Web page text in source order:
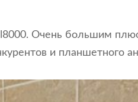
Очень большим
и планшетного